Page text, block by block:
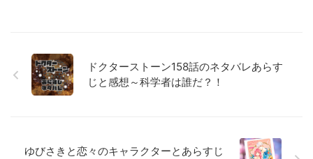
ドクターストーン158話のネタバレあらす
じと感想～科学者は誰だ？！
ゆびさきと恋々のキャラクターとあらすじ